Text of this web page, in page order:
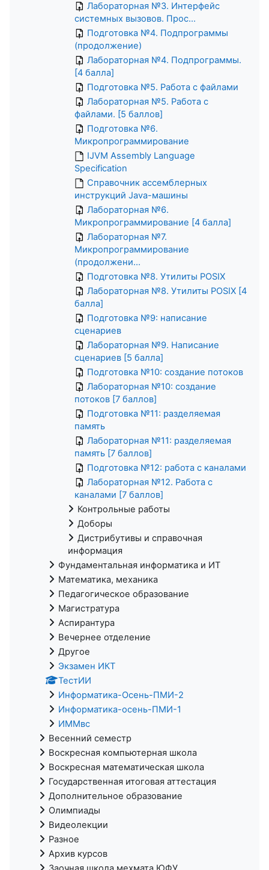
Лабораторная №3. Интерфейс
системных вызовов. Прос...
Подготовка №4. Подпрограммы
(продолжение)
Лабораторная №4. Подпрограммы.
[4 балла]
Подготовка №5. Работа с файлами
Лабораторная №5. Работа с
файлами. [5 баллов]
Подготовка №6.
Микропрограммирование
IJVM Assembly Language
Specification
Справочник ассемблерных
инструкций Java-машины
Лабораторная №6.
Микропрограммирование [4 балла]
Лабораторная №7.
Микропрограммирование
(продолжени...
Подготовка №8. Утилиты POSIX
Лабораторная №8. Утилиты POSIX [4
балла]
Подготовка №9: написание
сценариев
Лабораторная №9. Написание
сценариев [5 балла]
Подготовка №10: создание потоков
Лабораторная №10: создание
потоков [7 баллов]
Подготовка №11: разделяемая
память
Лабораторная №11: разделяемая
память [7 баллов]
Подготовка №12: работа с каналами
Лабораторная №12. Работа с
каналами [7 баллов]
Контрольные работы
Доборы
Дистрибутивы и справочная
информация
Фундаментальная информатика и ИТ
Математика, механика
Педагогическое образование
Магистратура
Аспирантура
Вечернее отделение
Другое
Экзамен ИКТ
ТестИИ
Информатика-Осень-ПМИ-2
Информатика-осень-ПМИ-1
ИММвс
Весенний семестр
Воскресная компьютерная школа
Воскресная математическая школа
Государственная итоговая аттестация
Дополнительное образование
Олимпиады
Видеолекции
Разное
Архив курсов